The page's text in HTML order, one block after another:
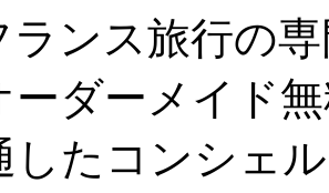
ランス旅行の
ーダーメイド
したコンシェ